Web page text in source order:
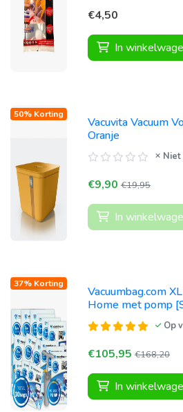
€4,50
In
50% Korting
Vacuvita Vacuum
Oranje
Niet
€9,90 €19,95
In
37% Korting
Vacuumbag.com
Home met pomp
Op
€105,95 €168,20
In